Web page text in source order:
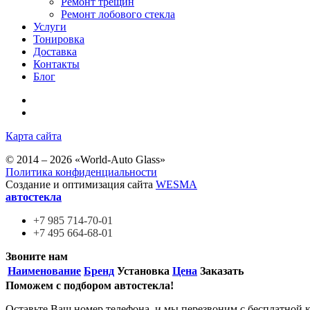
Ремонт лобового стекла
Услуги
Тонировка
Доставка
Контакты
Блог
Карта сайта
© 2014 – 2026 «World-Auto Glass»
Политика конфиденциальности
Создание и оптимизация сайта WESMA
автостекла
+7 985 714-70-01
+7 495 664-68-01
Звоните нам
Наименование Бренд Установка Цена Заказать
Поможем с подбором автостекла!